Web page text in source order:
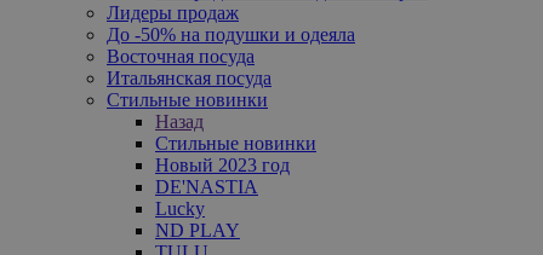
Лидеры продаж
До -50% на подушки и одеяла
Восточная посуда
Итальянская посуда
Стильные новинки
Назад
Стильные новинки
Новый 2023 год
DE'NASTIA
Lucky
ND PLAY